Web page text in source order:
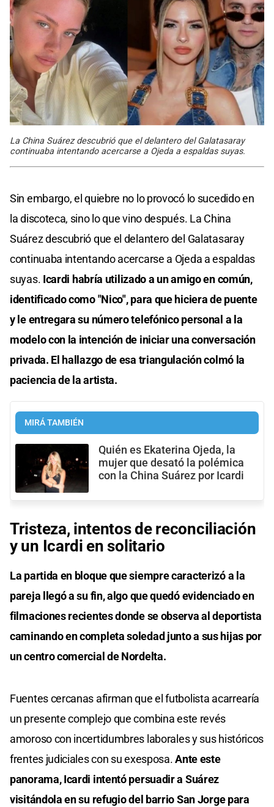
La China Suárez descubrió que el delantero del Galatasaray
continuaba intentando acercarse a Ojeda a espaldas suyas.
Sin embargo, el quiebre no lo provocó lo sucedido en
la discoteca, sino lo que vino después. La China
Suárez descubrió que el delantero del Galatasaray
continuaba intentando acercarse a Ojeda a espaldas
suyas. Icardi habría utilizado a un amigo en común,
identificado como "Nico", para que hiciera de puente
y le entregara su número telefónico personal a la
modelo con la intención de iniciar una conversación
privada. El hallazgo de esa triangulación colmó la
paciencia de la artista.
MIRÁ TAMBIÉN
Quién es Ekaterina Ojeda, la
mujer que desató la polémica
con la China Suárez por Icardi
Tristeza, intentos de reconciliación
y un Icardi en solitario
La partida en bloque que siempre caracterizó a la
pareja llegó a su fin, algo que quedó evidenciado en
filmaciones recientes donde se observa al deportista
caminando en completa soledad junto a sus hijas por
un centro comercial de Nordelta.
Fuentes cercanas afirman que el futbolista acarrearía
un presente complejo que combina este revés
amoroso con incertidumbres laborales y sus históricos
frentes judiciales con su exesposa.Ante este
panorama, Icardi intentó persuadir a Suárez
visitándola en su refugio del barrio San Jorge para